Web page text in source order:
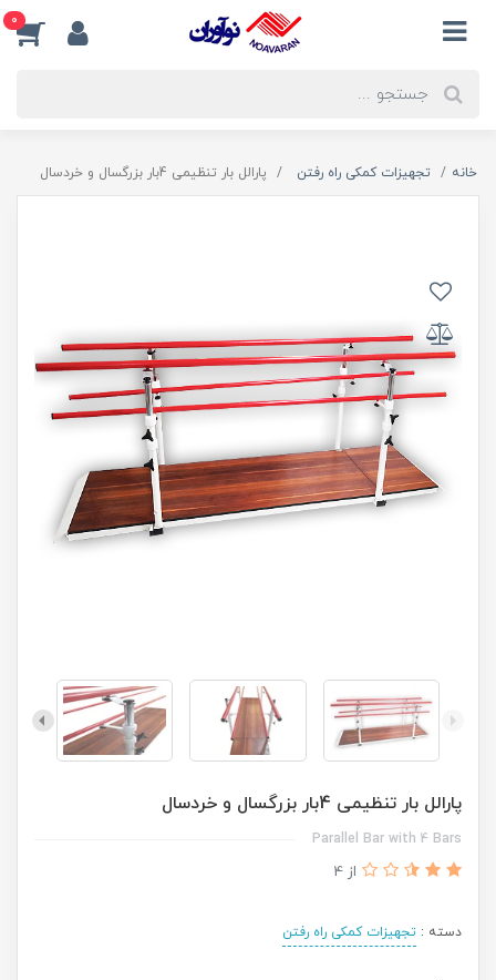
0
خانه تجهیزات کمکی راه رفتن پارالل بار تنظیمی 4بار بزرگسال و خردسال
پارالل بار تنظیمی 4بار بزرگسال و خردسال
Parallel Bar with 4 Bars
از 4
دسته : تجهیزات کمکی راه رفتن